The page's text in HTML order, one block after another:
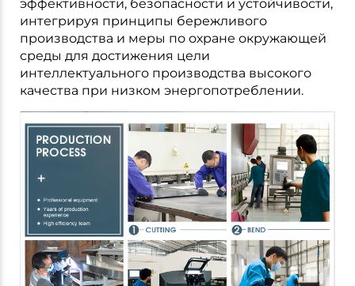
эффективности, безопасности и устойчивости,
интегрируя принципы бережливого
производства и меры по охране окружающей
среды для достижения цели
интеллектуального производства высокого
качества при низком энергопотреблении.